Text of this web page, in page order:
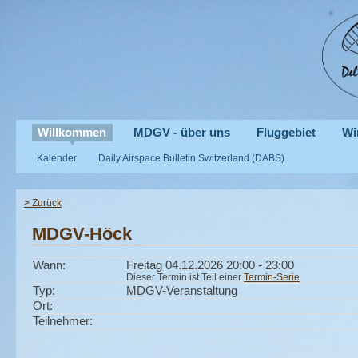
Willkommen MDGV - über uns Fluggebiet
Kalender Daily Airspace Bulletin Switzerland (DABS)
> Zurück
MDGV-Höck
Wann: Freitag 04.12.2026 20:00 - 23:00
Dieser Termin ist Teil einer Termin-Serie
Typ:
MDGV-Veranstaltung
Ort:
Teilnehmer: